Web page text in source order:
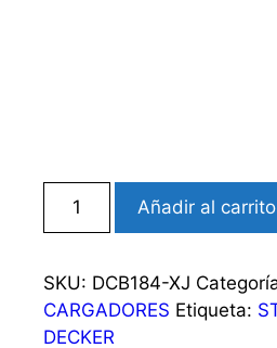
Batería
18V
Li-
Ion
Añadir al carrito
SKU: DCB184-XJ
CARGADORES Etiqueta:
DECKER